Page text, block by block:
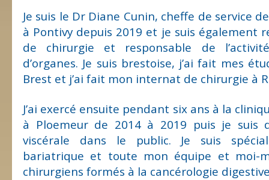
Je suis le Dr Diane Cunin, cheffe de service
à Pontivy depuis 2019 et je suis également
de chirurgie et responsable de
d’organes. Je suis brestoise, j’ai fait mes
Brest et j’ai fait mon internat de chirurgie à
J’ai exercé ensuite pendant six ans à la
à Ploemeur de 2014 à 2019 puis je suis
viscérale dans le public. Je suis
bariatrique et toute mon équipe et moi-
chirurgiens formés à la cancérologie